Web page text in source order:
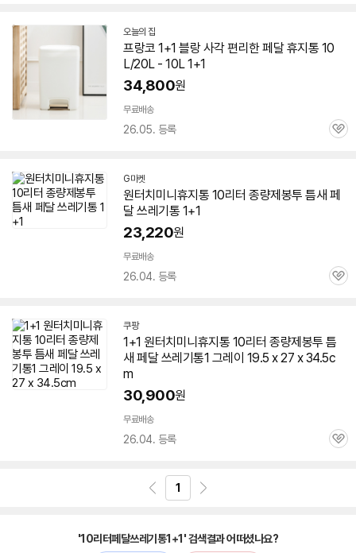
오늘의 집
프랑코 1+1 블랑 사각 편리한페달휴지통 10
L/20L - 10L1+1
34,800원
무료배송
26.05. 등록
관
G마켓
원터치미니휴지통 10리터 종량제봉투 틈새 페
달쓰레기통 1+1
23,220원
무료배송
26.04. 등록
관
쿠팡
1+1 원터치미니휴지통 10리터 종량제봉투 틈
새 페달 쓰레기통1 그레이 19.5 x 27 x 34.5c
m
30,900원
무료배송
26.04. 등록
관
1
'10리터페달쓰레기통1+1' 검색결과 어떠셨나요?